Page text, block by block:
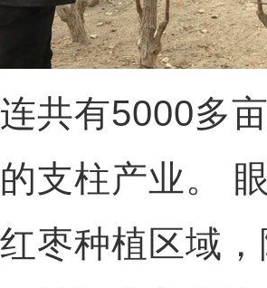
有5000多亩
支柱产业。
枣种植区域